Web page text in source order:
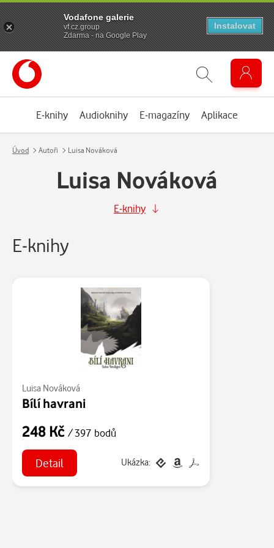
E-knihy Audioknihy E-magazíny Aplikace
Úvod Autoři Luisa Nováková
Luisa Nováková
E-knihy
E-knihy
Luisa Nováková
Bílí havrani
248 Kč / 397 bodů
Detail Ukázka:
Vodafone galerie
vf.cz.group
Zdarma - na Google Play
Instalovat